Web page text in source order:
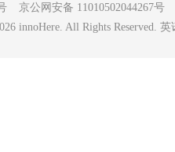
京公网安备 11010502044267号
innoHere. All Rights Reserved.